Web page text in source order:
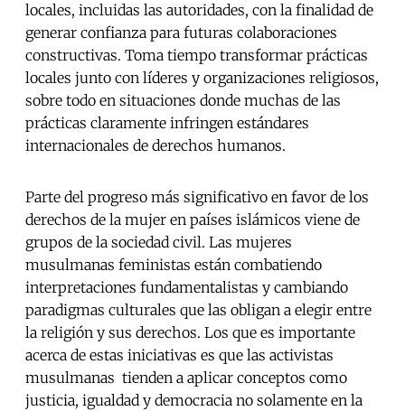
locales, incluidas las autoridades, con la finalidad de
generar confianza para futuras colaboraciones
constructivas. Toma tiempo transformar prácticas
locales junto con líderes y organizaciones religiosos,
sobre todo en situaciones donde muchas de las
prácticas claramente infringen estándares
internacionales de derechos humanos.
Parte del progreso más significativo en favor de los
derechos de la mujer en países islámicos viene de
grupos de la sociedad civil. Las mujeres
musulmanas feministas están combatiendo
interpretaciones fundamentalistas y cambiando
paradigmas culturales que las obligan a elegir entre
la religión y sus derechos. Los que es importante
acerca de estas iniciativas es que las activistas
musulmanas tienden a aplicar conceptos como
justicia, igualdad y democracia no solamente en la